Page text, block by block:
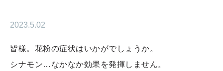
2023.5.02
皆様。花粉の症状はいかがでしょうか。
シナモン…なかなか効果を発揮しません。